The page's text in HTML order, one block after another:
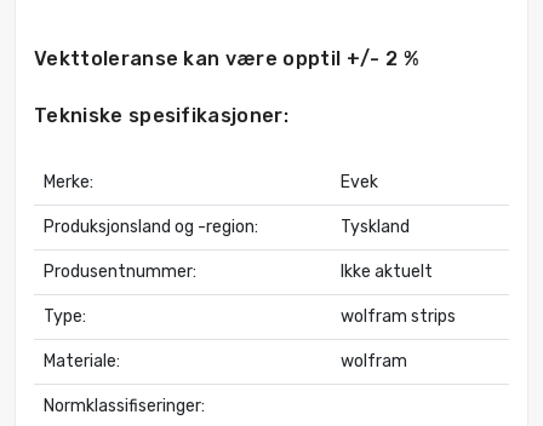
Vekttoleranse kan være opptil +/- 2 %
Tekniske spesifikasjoner:
Merke: Evek
Produksjonsland og -region: Tyskland
Produsentnummer: Ikke aktuelt
Type: wolfram strips
Materiale: wolfram
Normklassifiseringer: